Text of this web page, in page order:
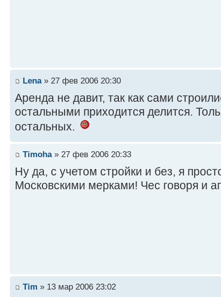
Lena» 27 фев 2006 20:30
Аренда не давит, так как сами
остальными приходится делится.
остальных.
Timoha» 27 фев 2006 20:33
Ну да, с учетом стройки и без, я
Московскими мерками! Чес говоря и
Tim » 13 мар 2006 23:02